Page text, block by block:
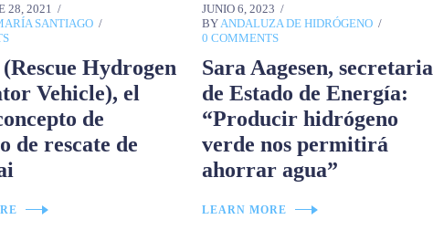
28, 2021
SANTIAGO
Hydrogen
Vehicle), el
de
de rescate de
JUNIO 6, 2023
BY ANDALUZA DE HIDRÓGENO
0 COMMENTS
Sara Aagesen, secretaria
de Estado de Energía:
“Producir hidrógeno
verde nos permitirá
ahorrar agua”
LEARN MORE